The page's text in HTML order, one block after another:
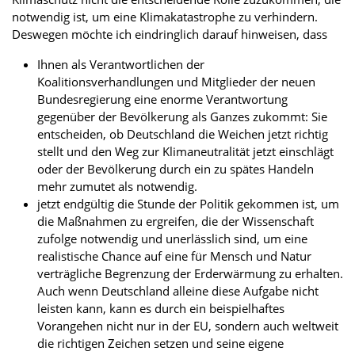
notwendig ist, um eine Klimakatastrophe zu verhindern.
Deswegen möchte ich eindringlich darauf hinweisen, dass
Ihnen als Verantwortlichen der
Koalitionsverhandlungen und Mitglieder der neuen
Bundesregierung eine enorme Verantwortung
gegenüber der Bevölkerung als Ganzes zukommt: Sie
entscheiden, ob Deutschland die Weichen jetzt richtig
stellt und den Weg zur Klimaneutralität jetzt einschlägt
oder der Bevölkerung durch ein zu spätes Handeln
mehr zumutet als notwendig.
jetzt endgültig die Stunde der Politik gekommen ist, um
die Maßnahmen zu ergreifen, die der Wissenschaft
zufolge notwendig und unerlässlich sind, um eine
realistische Chance auf eine für Mensch und Natur
verträgliche Begrenzung der Erderwärmung zu erhalten.
Auch wenn Deutschland alleine diese Aufgabe nicht
leisten kann, kann es durch ein beispielhaftes
Vorangehen nicht nur in der EU, sondern auch weltweit
die richtigen Zeichen setzen und seine eigene